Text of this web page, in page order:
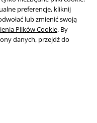
preferencje, kliknij
lub zmienić swoją
Plików Cookie. By
danych, przejdź do